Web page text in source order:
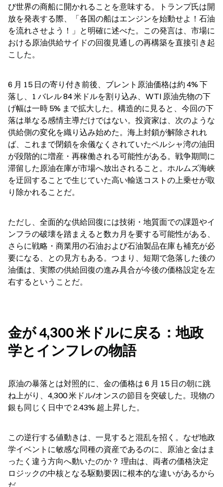
び世界の商船に開かれることを意味する。トランプ氏は開
放を発表する際、「各国の船はエンジンを始動せよ！石油
を流れさせよう！」と明確に述べた。この発言は、市場に
おける原油供給サイドの回復見通しの再構築を直接引き起
こした。
6 月 15 日の寄り付き前後、ブレント原油価格は約 4% 下
落し、1 バレル 84 米ドルを割り込み、WTI 原油先物の下
げ幅は一時 5% まで拡大した。構造的に見ると、今回の下
落は単なる感情主導だけではない。投資家は、次のような
供給側の変化を織り込み始めた。海上封鎖が解除されれ
ば、これまで閉鎖を余儀なくされていたペルシャ湾の油田
が段階的に増産・再稼働される可能性がある。戦争期間に
滞留した原油在庫が市場へ放出されること。ホルムズ海峡
を迂回することで生じていた高い輸送コストの上乗せが取
り除かれることだ。
ただし、全面的な供給回復には技術・地質面での課題やイ
ンフラの破壊を踏まえると数カ月を要する可能性がある、
さらに戦略・商業用の石油および石油製品在庫も補充が必
要になる、との見方もある。つまり、短期で急落した後の
油価は、実際の供給回復の進み具合が今後の価格設定を左
右するということだ。
金が 4,300 米ドルに戻る：地政
学とインフレの物語
原油の暴落とは対照的に、金の価格は 6 月 15 日の朝に跳
ね上がり、4,300 米ドル/オンスの節目を突破した。現物の
銀も同じく日中で 2.43% 超上昇した。
この逆行する値動きは、一見すると混乱を招く。なぜ地政
学イベントに敏感な同種の資産であるのに、原油と金はま
ったく違う方向へ動いたのか？ 理由は、両者の価格決定
ロジックの中核となる駆動要因に根本的な違いがあるから
だ。